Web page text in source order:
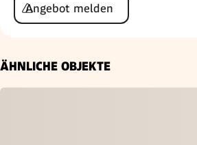
Angebot melden
ÄHNLICHE OBJEKTE